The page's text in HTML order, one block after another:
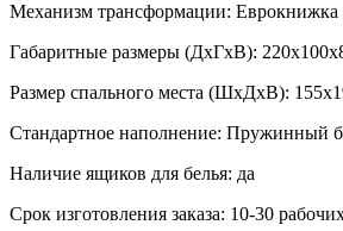
Механизм трансформации: Еврокнижка
Габаритные размеры (ДхГхВ):
Размер спального места (ШхДхВ):
Стандартное наполнение: Пружинный
Наличие ящиков для белья: да
Срок изготовления заказа: 10-30